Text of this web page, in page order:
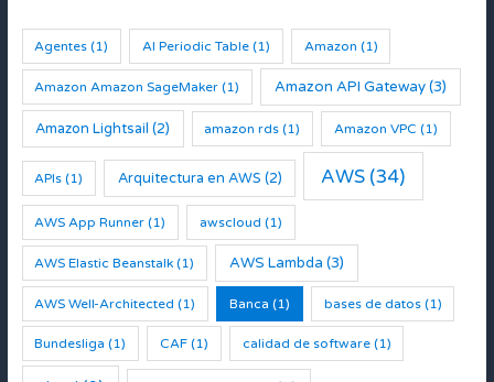
Agentes (1) AI Periodic Table (1) Amazon (1)
Amazon Amazon SageMaker (1) Amazon API Gateway(3)
Amazon Lightsail (2) amazon rds (1) Amazon VPC (1)
APIs (1) Arquitectura en AWS (2) AWS (34)
AWS App Runner (1) awscloud (1)
AWS Elastic Beanstalk (1) AWS Lambda (3)
AWS Well-Architected (1) Banca (1) bases de datos(1)
Bundesliga (1) CAF (1) calidad de software(1)